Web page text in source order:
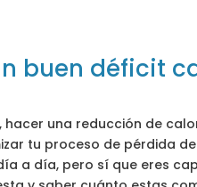
buen déficit
una reducción de
tu proceso de pérdida
a día, pero sí que eres